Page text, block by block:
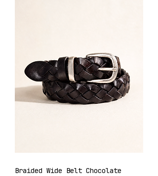
Braided Wide Belt Chocolate